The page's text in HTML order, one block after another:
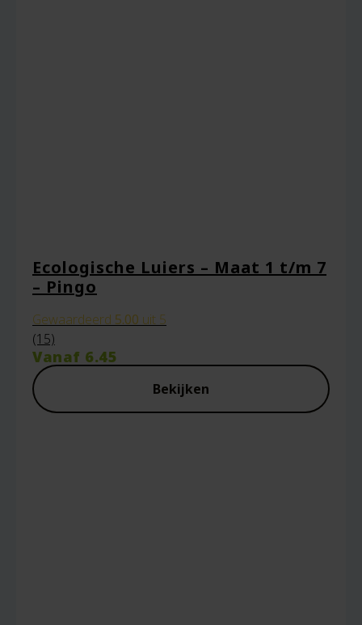
Ecologische Luiers – Maat 1 t/m 7
– Pingo
Gewaardeerd 5.00 uit 5
(15)
Vanaf 6.45
Bekijken